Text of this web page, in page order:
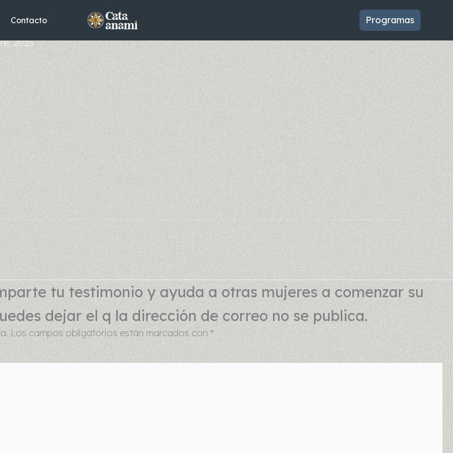
Contacto
Programas
2025
tu testimonio y ayuda a otras mujeres a comenzar su
dejar el q la dirección de correo no se publica.
Los campos obligatorios están marcados con *